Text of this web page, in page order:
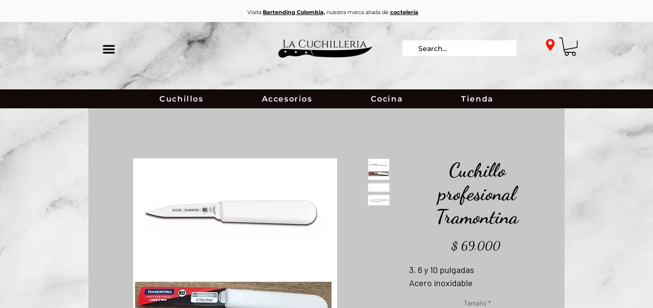
Visita Bartending Colombia, nuestra marca aliada de coctelería
Cuchillo
profesional
Tramontina
$ 69.000Precio
3, 6 y 10 pulgadas
Acero inoxidable
Tamaño *
Cuchillos Accesorios Cocina Tienda